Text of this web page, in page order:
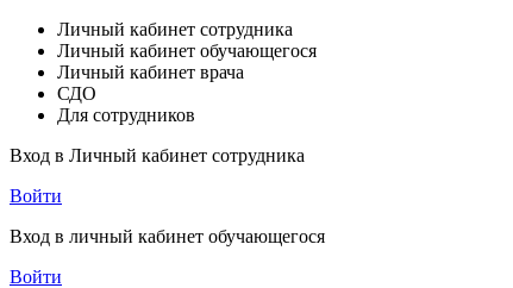
Личный кабинет сотрудника
Личный кабинет обучающегося
Личный кабинет врача
СДО
Для сотрудников
Вход в Личный кабинет сотрудника
Войти
Вход в личный кабинет обучающегося
Войти